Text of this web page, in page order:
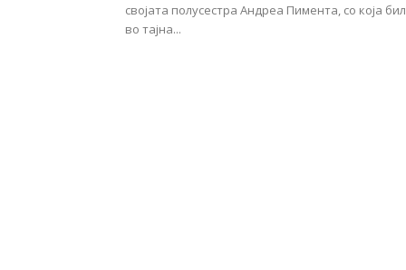
својата полусестра Андреа Пимента, со која
во тајна...